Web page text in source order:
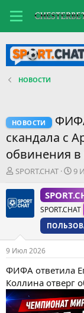
НОВОСТИ
НОВОСТИ
скандала с
обвинения в
А
т
о
е
м
ы
SPORT.CHAT
Д
т
а
н
а
ч
л
а
9
SPORT.CHAT
9 Июл 2026
ФИФА ответила
Коллина отверг